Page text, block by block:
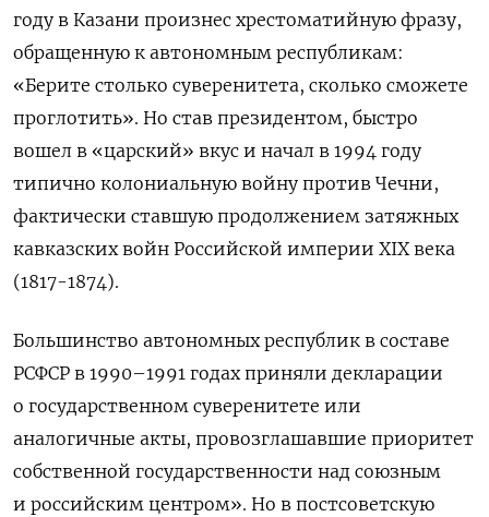
году в Казани произнес хрестоматийную фразу,
обращенную к автономным республикам:
«Берите столько суверенитета, сколько сможете
проглотить». Но став президентом, быстро
вошел в «царский» вкус и начал в 1994 году
типично колониальную войну против Чечни,
фактически ставшую продолжением затяжных
кавказских войн Российской империи XIX века
(1817-1874).
Большинство автономных республик в составе
РСФСР в 1990–1991 годах приняли декларации
о государственном суверенитете или
аналогичные акты, провозглашавшие приоритет
собственной государственности над союзным
и российским центром». Но в постсоветскую